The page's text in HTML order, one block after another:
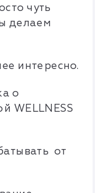
чуть
делаем
интересно.
о
WELLNESS
от